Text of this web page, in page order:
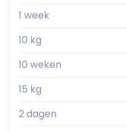
1 week
10 kg
10 weken
15 kg
2 dagen